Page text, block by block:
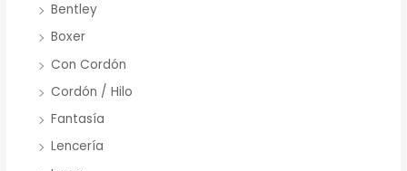
Bentley
Boxer
Con Cordón
Cordón / Hilo
Fantasía
Lencería